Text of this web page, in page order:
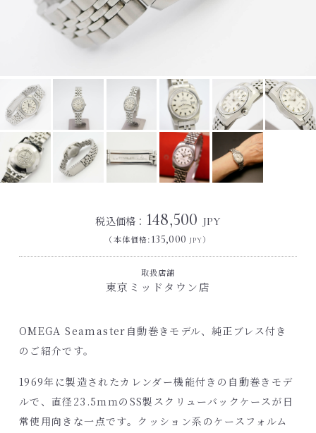
税込価格： 148,500 JPY
（本体価格:135,000 JPY）
取扱店舗
東京ミッドタウン店
OMEGA Seamaster自動巻きモデル、純正ブレス付き
のご紹介です。
1969年に製造されたカレンダー機能付きの自動巻きモデ
ルで、直径23.5ｍｍのSS製スクリューバックケースが日
常使用向きな一点です。クッション系のケースフォルム